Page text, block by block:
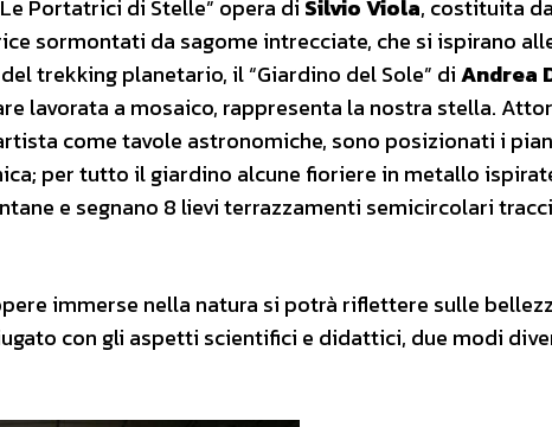
Portatrici di Stelle” opera di Silvio Viola, costituita
sormontati da sagome intrecciate, che si ispirano
trekking planetario, il “Giardino del Sole” diAndrea
lavorata a mosaico, rappresenta la nostra stella.
come tavole astronomiche, sono posizionati i
per tutto il giardino alcune fioriere in metallo
e segnano 8 lievi terrazzamenti semicircolari
immerse nella natura si potrà riflettere sulle
con gli aspetti scientifici e didattici, due modi